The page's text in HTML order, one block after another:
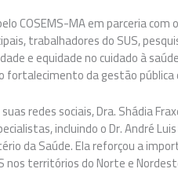
COSEMS-MA em parceria
trabalhadores do SUS,
e equidade no cuidado à
fortalecimento da gestão pública
redes sociais, Dra. Shádia
incluindo o Dr. André
da Saúde. Ela reforçou a
nos territórios do Norte e